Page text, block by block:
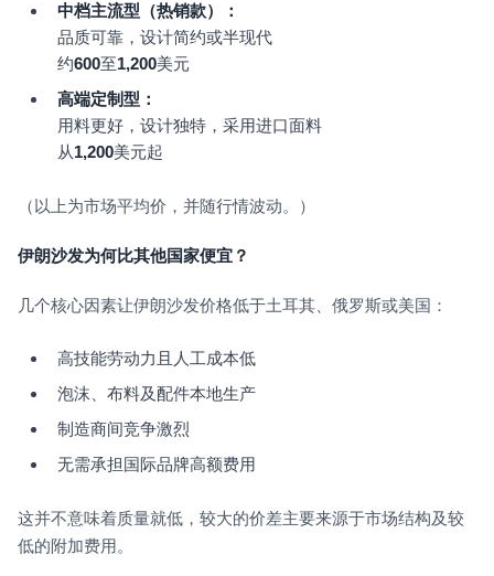
中档主流型（热销款）：
品质可靠，设计简约或半现代
约600至1,200美元
高端定制型：
用料更好，设计独特，采用进口面料
从1,200美元起
（以上为市场平均价，并随行情波动。）
伊朗沙发为何比其他国家便宜？
几个核心因素让伊朗沙发价格低于土耳其、俄罗斯或美国：
高技能劳动力且人工成本低
泡沫、布料及配件本地生产
制造商间竞争激烈
无需承担国际品牌高额费用
这并不意味着质量就低，较大的价差主要来源于市场结构及较
低的附加费用。